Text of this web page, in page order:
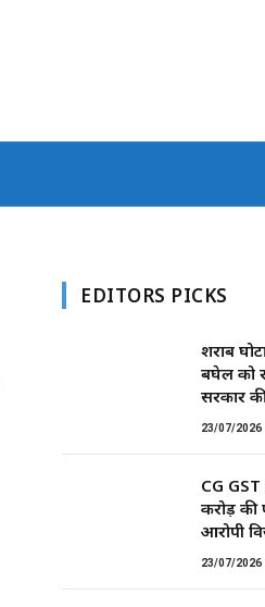
EDITORS PICKS
शराब
बघेल को
सरकार
23/07/2026
CG
करोड़ की
आरोपी
23/07/2026